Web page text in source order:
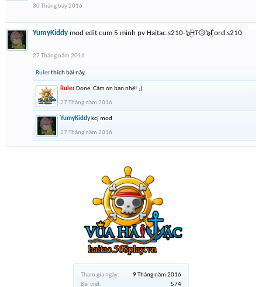
Tham gia ngày:
9 Tháng năm 2016
Bài viết:
574
30 Tháng bảy 2016
YumyKiddy mod edit cụm 5 mình pv Haitac.s210-๖ۣۜHT۞๖ۣۜFord.s210
27 Tháng năm 2016
Rulerthích bài này.
Ruler Done. Cảm ơn bạn nhé! ;)
27 Tháng năm 2016
YumyKiddy kcj mod
27 Tháng năm 2016